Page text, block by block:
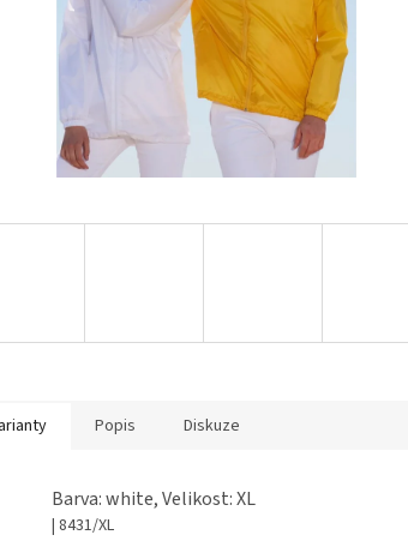
Popis Diskuze
Barva: white, Velikost: XL
| 8431/XL